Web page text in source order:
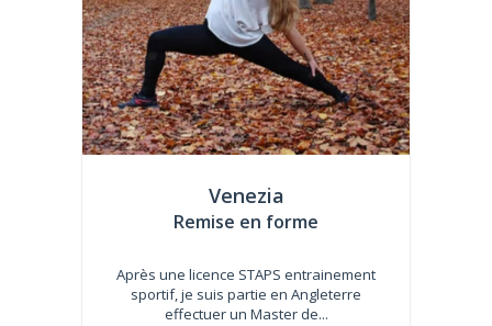
Venezia
Remise en forme
Après une licence STAPS entrainement
sportif, je suis partie en Angleterre
effectuer un Master de...